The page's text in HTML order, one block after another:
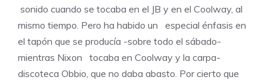
sonido cuando se tocaba en el JB y en el Coolway, al
mismo tiempo. Pero ha habido un especial énfasis en
el tapón que se producía -sobre todo el sábado-
mientras Nixon tocaba en Coolway y la carpa-
discoteca Obbio, que no daba abasto. Por cierto que